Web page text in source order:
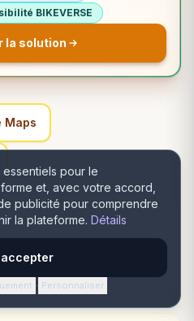
pour le
et, avec votre accord,
publicité pour comprendre
la plateforme. Détails
· Personnaliser
BIKEVERSE
la solution
Maps
București, România,